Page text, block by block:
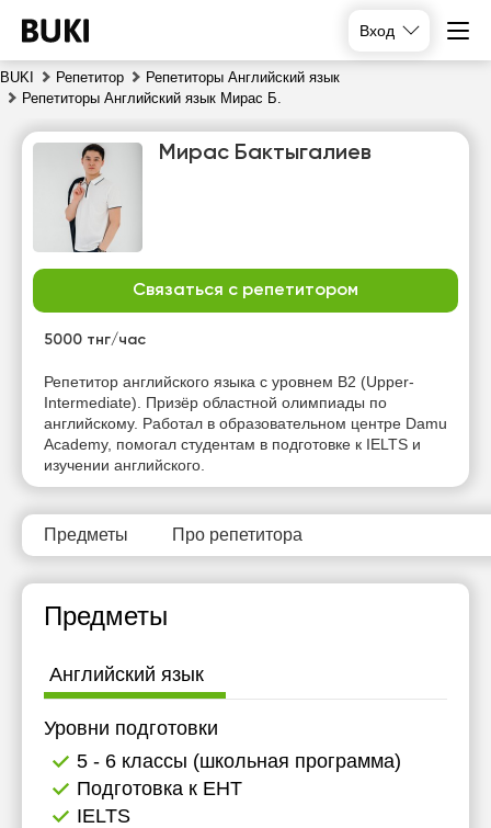
Вход
BUKI Репетитор
Репетиторы Английский язык
Репетиторы Английский язык Мирас Б.
Мирас Бактыгалиев
Связаться с репетитором
5000 тнг/час
Репетитор английского языка с уровнем B2 (Upper-
Intermediate). Призёр областной олимпиады по
английскому. Работал в образовательном центре Damu
Academy, помогал студентам в подготовке к IELTS и
изучении английского.
Предметы Про репетитора
Предметы
Английский язык
Уровни подготовки
5 - 6 классы (школьная программа)
Подготовка к ЕНТ
IELTS
пт
сб
Нет
свободных
часов
Нет
свободных
часов
Нет
свободных
часов
Нет
свободных
часов